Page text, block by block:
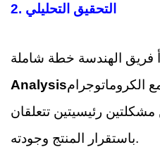
2. التحقيق التحليلي
Analysisالكروماتوجرام
رئيسيتين تتعلقان
باستقرار المنتج وجودته.